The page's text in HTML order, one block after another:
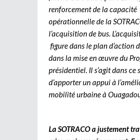
renforcement de la capacité
opérationnelle de la
l’acquisition de bus.
figure dans le plan d’action
dans la mise en œuvre du
présidentiel. Il s’agit dans ce
d’apporter un appui à
mobilité urbaine à
La SOTRACO a justement